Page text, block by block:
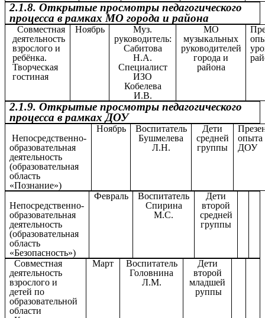
2.1.8. Открытые просмотры педагогического
процесса в рамках МО города и района
Совместная
деятельность
взрослого и
ребёнка.
Творческая
гостиная
Ноябрь
Муз.
руководитель:
Сабитова
Н.А.
Специалист
ИЗО
Кобелева
И.В.
МО
музыкальных
руководителей
города и
района
2.1.9. Открытые просмотры педагогического
процесса в рамках ДОУ
Непосредственно-
образовательная
деятельность
(образовательная
область
«Познание»)
Ноябрь
Воспитатель
Бушмелева
Л.Н.
Дети
средней
группы
опыта
ДОУ
Непосредственно-
образовательная
деятельность
(образовательная
область
«Безопасность»)
Февраль
Воспитатель
Спирина
М.С.
Дети
второй
средней
группы
Совместная
деятельность
взрослого и
детей по
образовательной
области
Март
Воспитатель
Головнина
Л.М.
Дети
второй
младшей
руппы